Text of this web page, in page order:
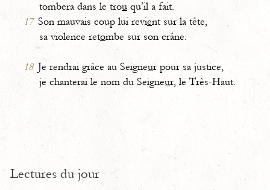
tombera dans le trou qu’il a fait.
17 Son mauvais coup lui revient sur la tête,
sa violence retombe sur son crâne.
18 Je rendrai grâce au Seigneur pour sa justice,
je chanterai le nom du Seigneur, le Très-Haut.
Lectures du jour